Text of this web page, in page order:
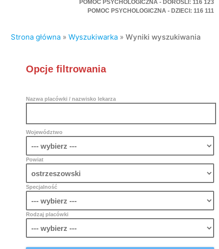
POMOC PSYCHOLOGICZNA - DOROŚLI: 116 123
POMOC PSYCHOLOGICZNA - DZIECI: 116 111
Strona główna »Wyszukiwarka »Wyniki wyszukiwania
Opcje filtrowania
Nazwa placówki / nazwisko lekarza
Województwo
Powiat
Specjalność
Rodzaj placówki